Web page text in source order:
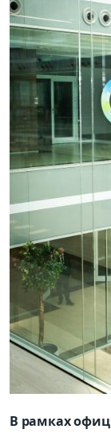
В рамках